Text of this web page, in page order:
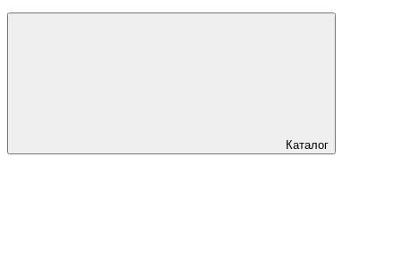
Каталог